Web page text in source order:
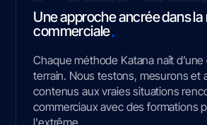
Une approche ancrée dans la
commerciale.
Chaque méthode Katana naît
terrain. Nous testons, mesurons et
contenus aux vraies situations
commerciaux avec des formations
l'extrême.